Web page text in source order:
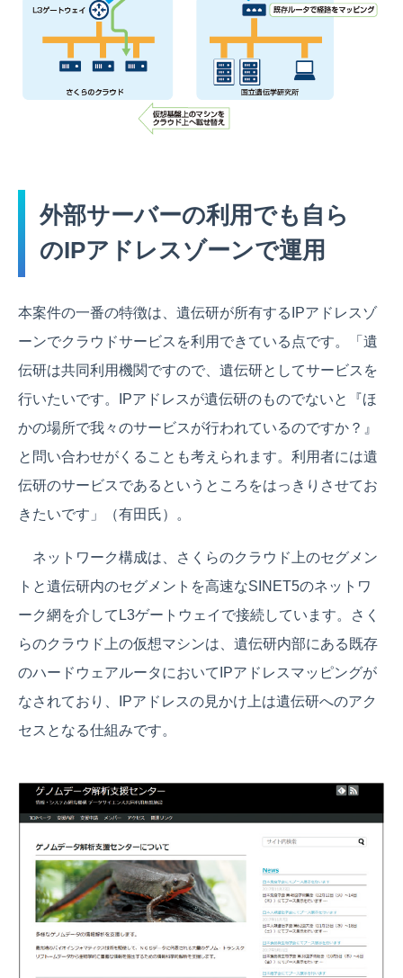
外部サーバーの利用でも自ら
のIPアドレスゾーンで運用
本案件の一番の特徴は、遺伝研が所有するIPアドレスゾ
ーンでクラウドサービスを利用できている点です。「遺
伝研は共同利用機関ですので、遺伝研としてサービスを
行いたいです。IPアドレスが遺伝研のものでないと『ほ
かの場所で我々のサービスが行われているのですか？』
と問い合わせがくることも考えられます。利用者には遺
伝研のサービスであるというところをはっきりさせてお
きたいです」（有田氏）。
ネットワーク構成は、さくらのクラウド上のセグメン
トと遺伝研内のセグメントを高速なSINET5のネットワ
ーク網を介してL3ゲートウェイで接続しています。さく
らのクラウド上の仮想マシンは、遺伝研内部にある既存
のハードウェアルータにおいてIPアドレスマッピングが
なされており、IPアドレスの見かけ上は遺伝研へのアク
セスとなる仕組みです。